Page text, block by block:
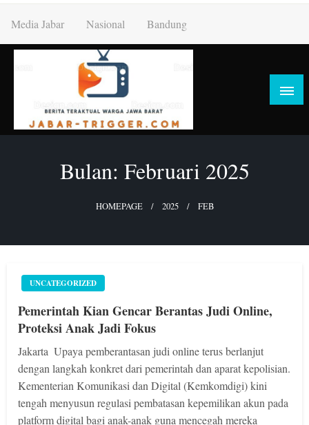
content
Media Jabar Nasional Bandung
Bulan: Februari 2025
HOMEPAGE 2025 FEB
UNCATEGORIZED
Pemerintah Kian Gencar Berantas Judi Online,
Proteksi Anak Jadi Fokus
Jakarta  Upaya pemberantasan judi online terus berlanjut
dengan langkah konkret dari pemerintah dan aparat kepolisian.
Kementerian Komunikasi dan Digital (Kemkomdigi) kini
tengah menyusun regulasi pembatasan kepemilikan akun pada
platform digital bagi anak-anak guna mencegah mereka